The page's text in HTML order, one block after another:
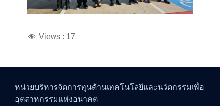
Views : 17
หน่วยบริหารจัดการทุนด้านเทคโนโลยีและนวัตกรรมเพื่อ
อุตสาหกรรมแห่งอนาคต